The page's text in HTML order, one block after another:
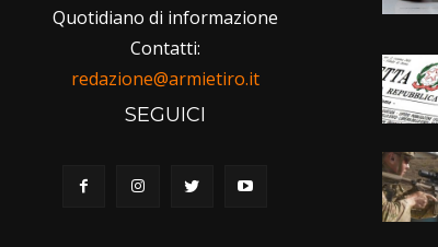
Quotidiano di informazione
Contatti:
redazione@armietiro.it
SEGUICI